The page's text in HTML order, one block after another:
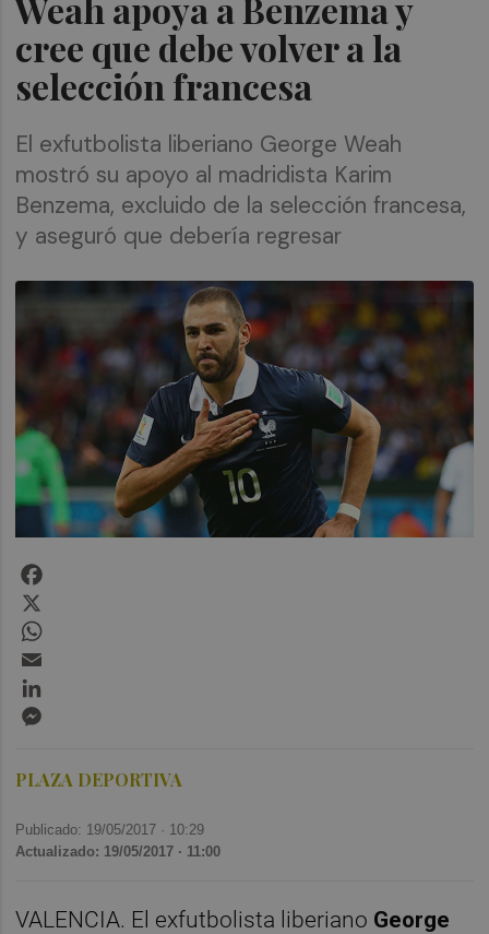
cree que debe volver a la
selección francesa
El exfutbolista liberiano George Weah
mostró su apoyo al madridista Karim
Benzema, excluido de la selección francesa,
y aseguró que debería regresar
PLAZA DEPORTIVA
Publicado: 19/05/2017 · 10:29
Actualizado: 19/05/2017 · 11:00
VALENCIA. El exfutbolista liberiano George